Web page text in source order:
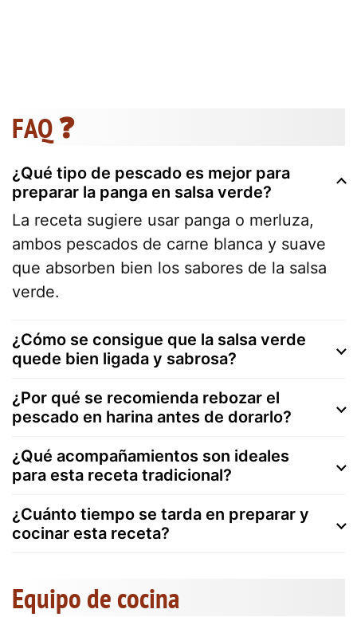
FAQ ❓
¿Qué tipo de pescado es mejor para
preparar la panga en salsa verde?
La receta sugiere usar panga o merluza,
ambos pescados de carne blanca y suave
que absorben bien los sabores de la salsa
verde.
¿Cómo se consigue que la salsa verde
quede bien ligada y sabrosa?
¿Por qué se recomienda rebozar el
pescado en harina antes de dorarlo?
¿Qué acompañamientos son ideales
para esta receta tradicional?
¿Cuánto tiempo se tarda en preparar y
cocinar esta receta?
Equipo de cocina